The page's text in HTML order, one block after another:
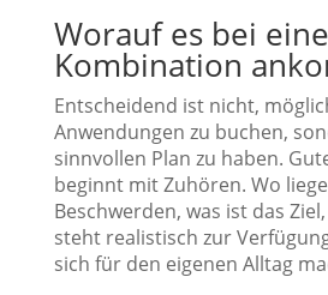
Worauf es bei
Kombination
Entscheidend ist nicht,
Anwendungen zu buchen,
sinnvollen Plan zu haben.
beginnt mit Zuhören. Wo
Beschwerden, was ist das
steht realistisch zur
sich für den eigenen Alltag